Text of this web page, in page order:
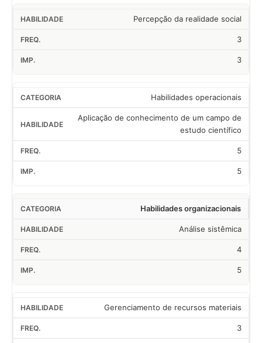
Percepção da realidade social
3
3
Habilidades operacionais
Aplicação de conhecimento de um campo de
estudo científico
5
5
Habilidades organizacionais
Análise sistêmica
4
5
Gerenciamento de recursos materiais
3